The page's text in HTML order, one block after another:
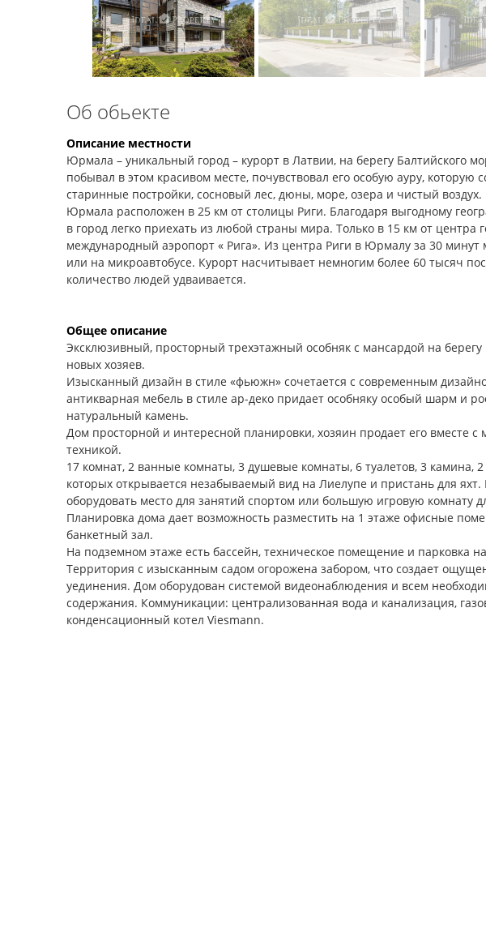
Об обьекте
Описание местности
Юрмала – уникальный город – курорт в Латвии, на берегу Балтийского
побывал в этом красивом месте, почувствовал его особую ауру, которую
старинные постройки, сосновый лес, дюны, море, озера и чистый
Юрмала расположен в 25 км от столицы Риги. Благодаря выгодному
в город легко приехать из любой страны мира. Только в 15 км от центра
международный аэропорт « Рига». Из центра Риги в Юрмалу за 30 минут
или на микроавтобусе. Курорт насчитывает немногим более 60 тысяч
количество людей удваивается.
Общее описание
Эксклюзивный, просторный трехэтажный особняк с мансардой на
новых хозяев.
Изысканный дизайн в стиле «фьюжн» сочетается с современным
антикварная мебель в стиле ар-деко придает особняку особый шарм и
натуральный камень.
Дом просторной и интересной планировки, хозяин продает его вместе
техникой.
17 комнат, 2 ванные комнаты, 3 душевые комнаты, 6 туалетов, 3 камина,
которых открывается незабываемый вид на Лиелупе и пристань для
оборудовать место для занятий спортом или большую игровую комнату
Планировка дома дает возможность разместить на 1 этаже офисные
банкетный зал.
На подземном этаже есть бассейн, техническое помещение и парковка
Территория с изысканным садом огорожена забором, что создает
уединения. Дом оборудован системой видеонаблюдения и всем
содержания. Коммуникации: централизованная вода и канализация,
конденсационный котел Viesmann.